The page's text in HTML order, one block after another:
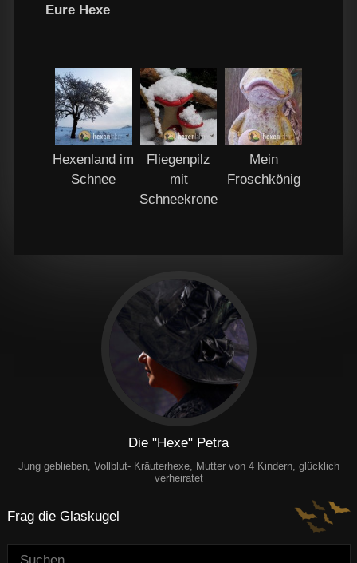
Eure Hexe
Hexenland im
Schnee
Fliegenpilz
mit
Schneekrone
Mein
Froschkönig
Die "Hexe" Petra
Jung geblieben, Vollblut- Kräuterhexe, Mutter von 4 Kindern, glücklich
verheiratet
Frag die Glaskugel
Suchen: